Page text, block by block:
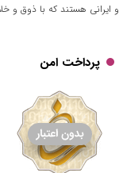
و ایرانی هستند که با ذوق و
پرداخت امن